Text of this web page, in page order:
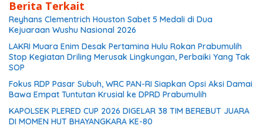
Berita Terkait
Reyhans Clementrich Houston Sabet 5 Medali di Dua
Kejuaraan Wushu Nasional 2026
LAKRI Muara Enim Desak Pertamina Hulu Rokan Prabumulih
Stop Kegiatan Driling Merusak Lingkungan, Perbaiki Yang Tak
SOP
Fokus RDP Pasar Subuh, WRC PAN-RI Siapkan Opsi Aksi Damai
Bawa Empat Tuntutan Krusial ke DPRD Prabumulih
KAPOLSEK PLERED CUP 2026 DIGELAR 38 TIM BEREBUT JUARA
DI MOMEN HUT BHAYANGKARA KE-80